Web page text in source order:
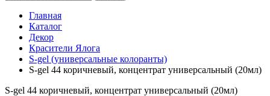
Главная
Каталог
Декор
Красители Ялога
S-gel (универсальные колоранты)
S-gel 44 коричневый, концентрат универсальный (20мл)
S-gel 44 коричневый, концентрат универсальный (20мл)